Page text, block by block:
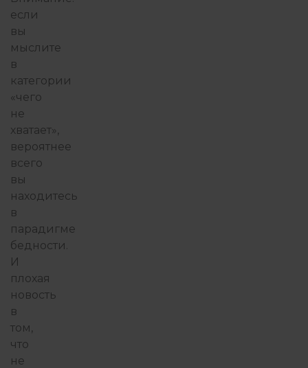
если
вы
мыслите
в
категории
«чего
не
хватает»,
вероятнее
всего
вы
находитесь
в
парадигме
бедности.
И
плохая
новость
в
том,
что
не